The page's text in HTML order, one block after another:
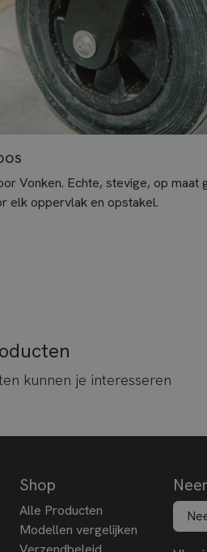
Vonken. Echte, stevige, op maat
elk oppervlak en opstakel.
kunnen je interesseren
Shop
Alle Producten
Modellen vergelijken